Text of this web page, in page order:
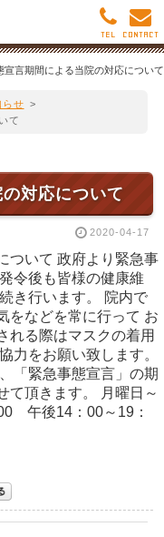
宣言期間による当院の対応について
らせ >
て
対応について
2020-04-17
ついて 政府より緊急事
令後も皆様の健康維
き行います。 院内で
をなどを常に行って お
れる際はマスクの着用
力をお願い致します。
「緊急事態宣言」の期
て頂きます。 月曜日～
午後14：00～19：
CONTACT
TEL